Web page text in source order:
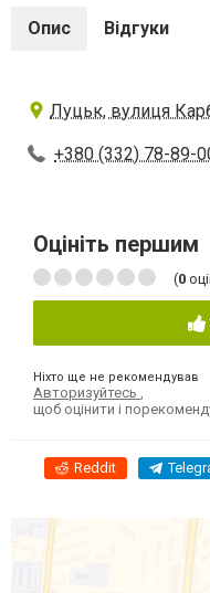
Опис Відгуки
Луцьк, вулиця
+380 (332) 78-89-
Оцініть першим
(0
Ніхто ще не рекомендував
Авторизуйтесь
щоб оцінити і
Reddit